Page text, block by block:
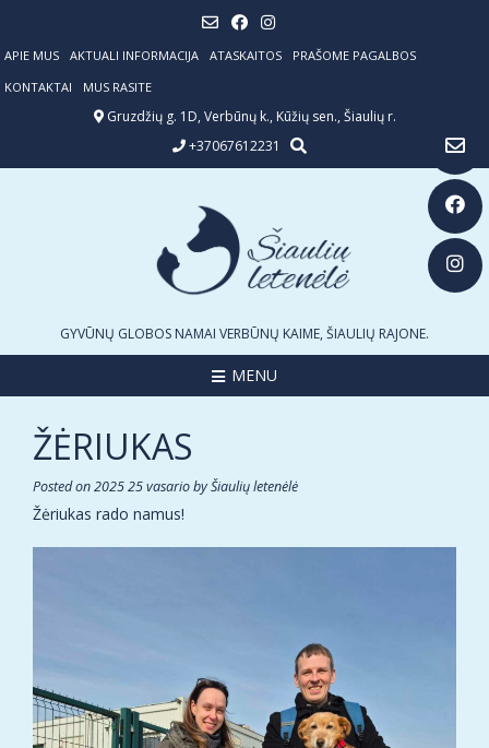
content
APIE MUS AKTUALI INFORMACIJA ATASKAITOS
PRAŠOME PAGALBOS
KONTAKTAI
MUS RASITE
Gruzdžių g. 1D, Verbūnų k., Kūžių sen., Šiaulių r.
+37067612231
GYVŪNŲ GLOBOS NAMAI VERBŪNŲ KAIME, ŠIAULIŲ RAJONE.
MENU
ŽĖRIUKAS
Posted on2025 25 vasariobyŠiaulių letenėlė
Žėriukas rado namus!